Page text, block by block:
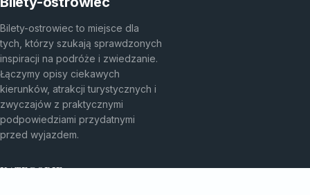
Bilety-ostrowiec to miejsce dla
tych, którzy szukają sprawdzonych
inspiracji na podróże i zwiedzanie.
Łączymy opisy ciekawych
kierunków, atrakcji turystycznych i
zwyczajów z praktycznymi
podpowiedziami przydatnymi
przed wyjazdem.
KATEGORIE